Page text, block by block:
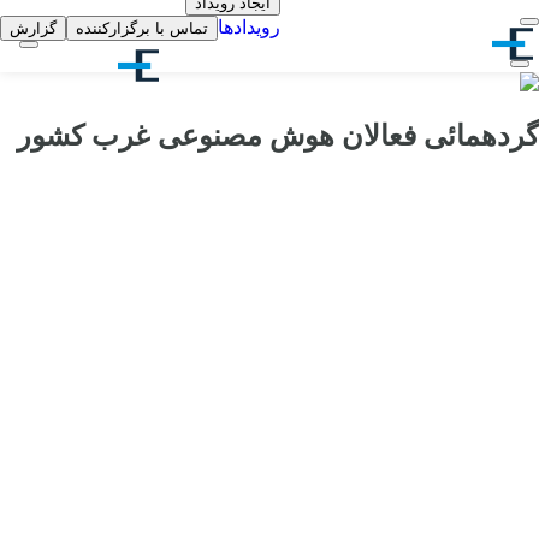
رویدادها تماس با برگزارکننده گزارش
گردهمائی فعالان هوش مصنوعی غرب کشور